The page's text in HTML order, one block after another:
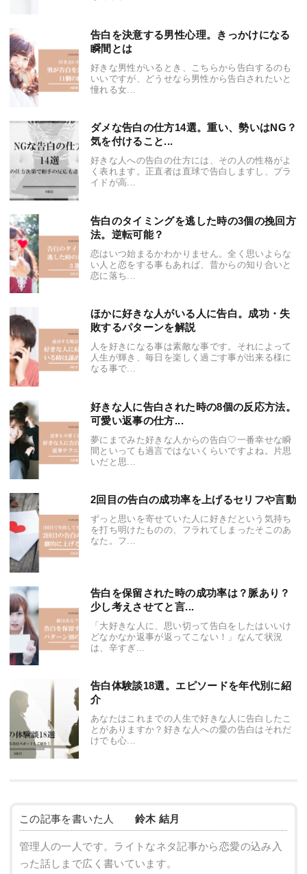
告白を決意する男性心理。きっかけになる
瞬間とは
好きな男性がいるとき、こちらから告白するのも
いいですが、どうせなら男性から告白されたいと
憧れる女...
ダメな告白の仕方14選。重い、勢いはNG？
気を付けること...
好きな人への告白の仕方には、その人の性格がよ
く表れます。正直者は直球で告白しますし、プラ
イドが高...
告白のタイミングを逃した時の3個の挽回方
法。逆転可能？
恋はいつ始まるかわかりません。全く思いよらな
い人と恋をする事もあれば、昔からの知り合いと
恋に落ち...
ほかに好きな人がいる人に告白。成功・失
敗するパターンを解説
人を好きになる事は素敵な事です。それによって
人生が輝き、毎日を楽しく過ごす事が出来る様に
なる事で...
好きな人に告白された時の8個の反応方法。
可愛い返事の仕方...
夢にまでみた好きな人からの告白♡一番幸せな瞬
間といっても過言ではないくらいですよね。片思
いだと思...
2回目の告白の成功率を上げるセリフや言動
ずっと思いを寄せていた人に好きだという気持ち
を打ち明けたものの、フラれてしまったそこのあ
なた。フ...
告白を保留された時の成功率は？脈あり？
少し考えさせてと言...
「大好きな人に、思い切って告白をしたはいいけ
どなかなか返事が返ってこない！」なんて状況
は、辛すぎ...
告白体験談18選。エピソードを年代別に紹
介
あなたはこれまでの人生で好きな人に告白したこ
とがありますか？好きな人への愛の告白はそれだ
けでも心...
この記事を書いた人 鈴木 結月
管理人の一人です。ライトなネタ記事から恋愛の込み入
った話しまで広く書いています。